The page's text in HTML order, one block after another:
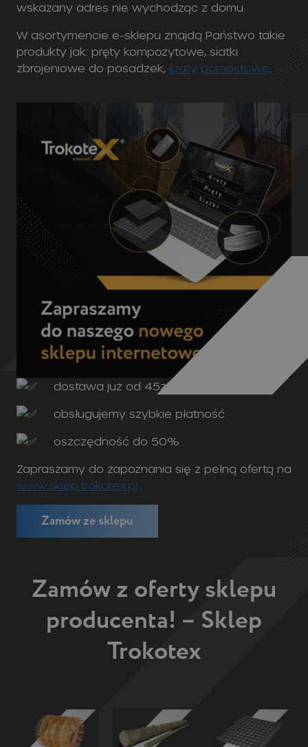
wskazany adres nie wychodząc z domu.
W asortymencie e-sklepu znajdą Państwo takie
produkty jak: pręty kompozytowe, siatki
zbrojeniowe do posadzek, kraty pomostowe.
dostawa już od 45zł
obsługujemy szybkie płatność
oszczędność do 50%
Zapraszamy do zapoznania się z pełną ofertą na
www.sklep.trokotex.pl
Zamów ze sklepu
Zamów z oferty sklepu
producenta! – Sklep
Trokotex